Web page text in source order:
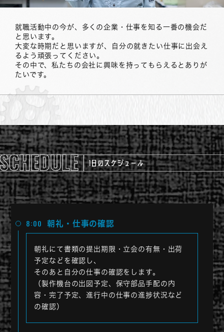
YouTube 企業サイト
就職活動中の今が、多くの企業・仕事を知る一番の機会だ
と思います。
大変な時期だと思いますが、自分の就きたい仕事に出会え
るよう頑張ってください。
その中で、私たちの会社に興味を持ってもらえるとありが
たいです。
8:00 朝礼・仕事の確認
朝礼にて書類の提出期限・立会の有無・出荷
予定などを確認し、
そのあと自分の仕事の確認をします。
（製作機台の出図予定、保守部品手配の内
容・完了予定、進行中の仕事の進捗状況など
の確認）